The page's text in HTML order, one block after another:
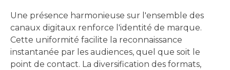
Une présence harmonieuse sur l'ensemble des
canaux digitaux renforce l'identité de marque.
Cette uniformité facilite la reconnaissance
instantanée par les audiences, quel que soit le
point de contact. La diversification des formats,